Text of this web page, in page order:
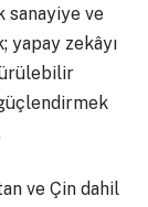
sanayiye ve
yapay zekâyı
ve Çin dahil